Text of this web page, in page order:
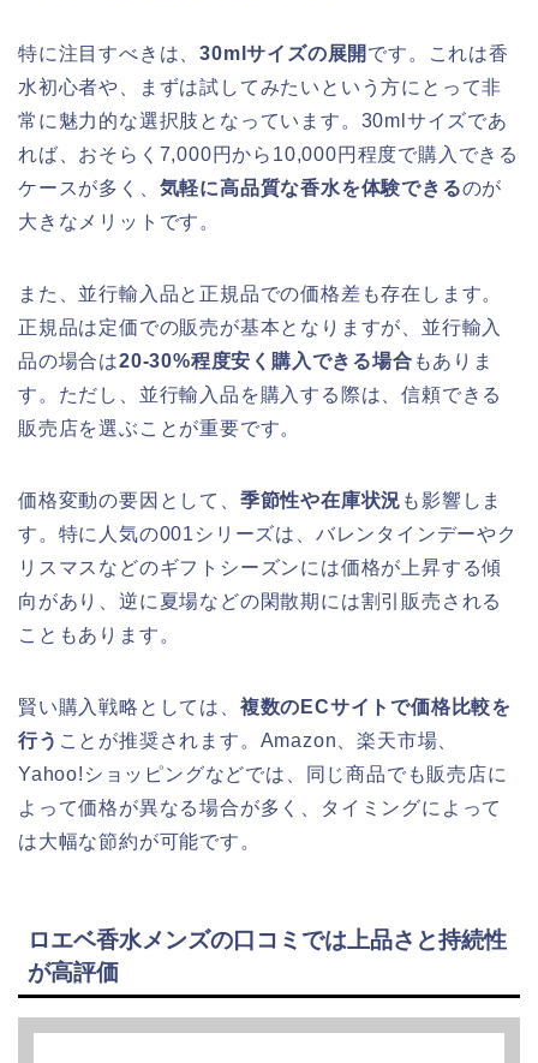
特に注目すべきは、30mlサイズの展開 です。これは香
水初心者や、まずは試してみたいという方にとって非
常に魅力的な選択肢となっています。30mlサイズであ
れば、おそらく7,000円から10,000円程度で購入できる
ケースが多く、 気軽に高品質な香水を体験できるのが
大きなメリットです。
また、並行輸入品と正規品での価格差も存在します。
正規品は定価での販売が基本となりますが、並行輸入
品の場合は20-30%程度安く購入できる場合 もありま
す。ただし、並行輸入品を購入する際は、信頼できる
販売店を選ぶことが重要です。
価格変動の要因として、 季節性や在庫状況 も影響しま
す。特に人気の001シリーズは、バレンタインデーやク
リスマスなどのギフトシーズンには価格が上昇する傾
向があり、逆に夏場などの閑散期には割引販売される
こともあります。
賢い購入戦略としては、 複数のECサイトで価格比較を
行う ことが推奨されます。Amazon、楽天市場、
Yahoo!ショッピングなどでは、同じ商品でも販売店に
よって価格が異なる場合が多く、タイミングによって
は大幅な節約が可能です。
ロエベ香水メンズの口コミでは上品さと持続性
が高評価